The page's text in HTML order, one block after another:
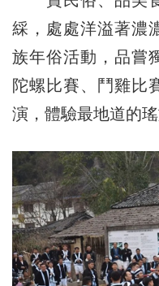
綵，處處洋溢著濃
族年俗活動，品嘗
陀螺比賽、鬥雞比
演，體驗最地道的瑤